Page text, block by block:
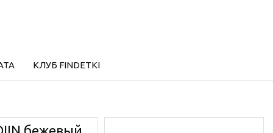
КЛУБ FINDETKI